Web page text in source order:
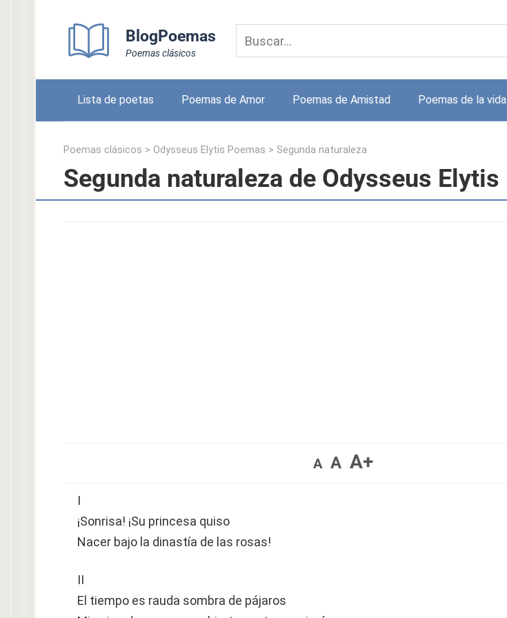
BlogPoemas
Poemas clásicos
Lista de poetas Poemas de Amor Poemas de Amistad Poemas de la vida
Poemas clásicos > Odysseus Elytis Poemas > Segunda naturaleza
Segunda naturaleza de Odysseus Elytis
A A A+
I
¡Sonrisa! ¡Su princesa quiso
Nacer bajo la dinastía de las rosas!
II
El tiempo es rauda sombra de pájaros